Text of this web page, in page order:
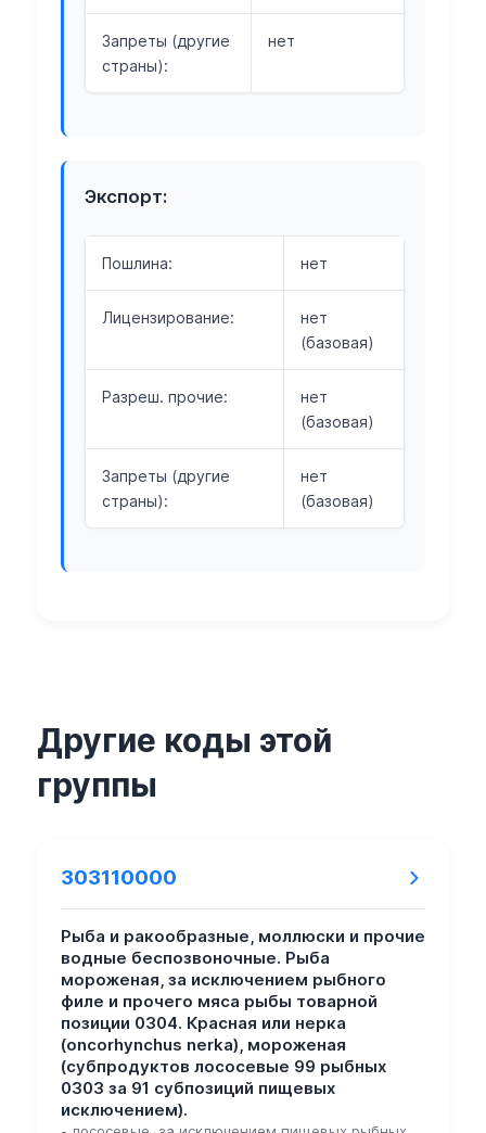
Запреты (другие
страны):
нет
Экспорт:
Пошлина: нет
Лицензирование:
нет
(базовая)
Разреш. прочие:
нет
(базовая)
Запреты (другие
страны):
нет
(базовая)
Другие коды этой
группы
303110000
Рыба и ракообразные, моллюски и прочие
водные беспозвоночные. Рыба
мороженая, за исключением рыбного
филе и прочего мяса рыбы товарной
позиции 0304. Красная или нерка
(oncorhynchus nerka), мороженая
(субпродуктов лососевые 99 рыбных
0303 за 91 субпозиций пищевых
исключением).